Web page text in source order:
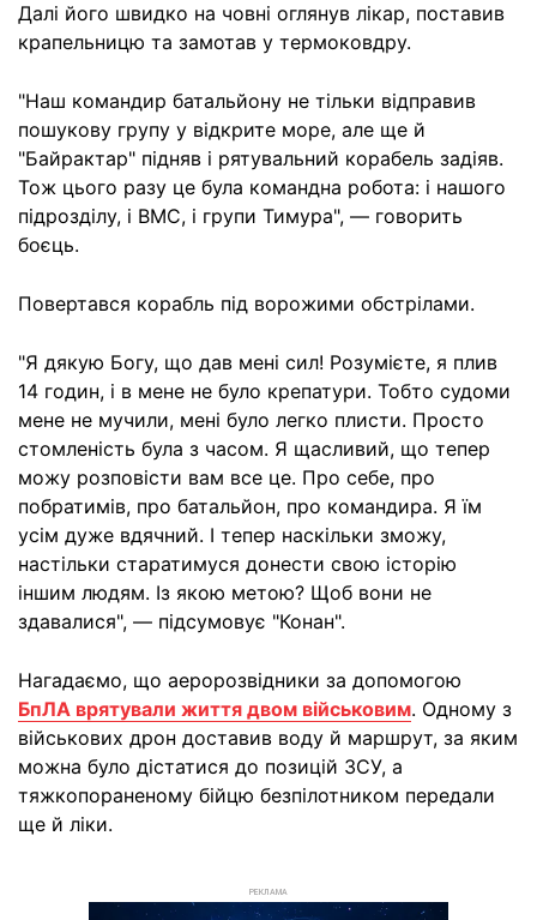
Далі його швидко на човні оглянув лікар, поставив
крапельницю та замотав у термоковдру.
"Наш командир батальйону не тільки відправив
пошукову групу у відкрите море, але ще й
"Байрактар" підняв і рятувальний корабель задіяв.
Тож цього разу це була командна робота: і нашого
підрозділу, і ВМС, і групи Тимура", — говорить
боєць.
Повертався корабль під ворожими обстрілами.
"Я дякую Богу, що дав мені сил! Розумієте, я плив
14 годин, і в мене не було крепатури. Тобто судоми
мене не мучили, мені було легко плисти. Просто
стомленість була з часом. Я щасливий, що тепер
можу розповісти вам все це. Про себе, про
побратимів, про батальйон, про командира. Я їм
усім дуже вдячний. І тепер наскільки зможу,
настільки старатимуся донести свою історію
іншим людям. Із якою метою? Щоб вони не
здавалися", — підсумовує "Конан".
Нагадаємо, що аеророзвідники за допомогою
БпЛА врятували життя двом військовим. Одному з
військових дрон доставив воду й маршрут, за яким
можна було дістатися до позицій ЗСУ, а
тяжкопораненому бійцю безпілотником передали
ще й ліки.
РЕКЛАМА